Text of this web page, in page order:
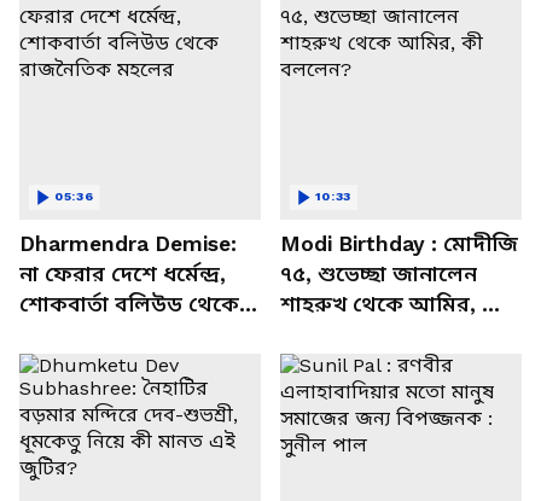
Dharmendra Demise:
না ফেরার দেশে ধর্মেন্দ্র,
শোকবার্তা বলিউড থেকে
05:36
Modi Birthday : মোদীজি
৭৫, শুভেচ্ছা জানালেন
শাহরুখ থেকে আমির, কী
10:33